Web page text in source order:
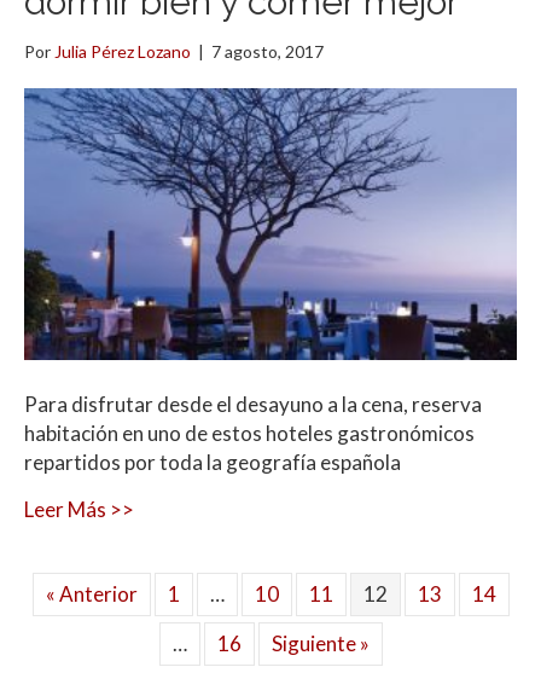
Por Julia Pérez Lozano | 7 agosto, 2017
Para disfrutar desde el desayuno a la cena, reserva
habitación en uno de estos hoteles gastronómicos
repartidos por toda la geografía española
Leer Más >>
« Anterior 1 … 10 11 12 13
14
…
16 Siguiente »